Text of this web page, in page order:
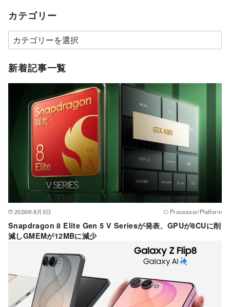
カテゴリー
カ
テ
ゴ
新着記事一覧
2026年8月5日 Processor/Platform
Snapdragon 8 Elite Gen 5 V Seriesが発表、GPUが8CUに削
減しGMEMが12MBに減少